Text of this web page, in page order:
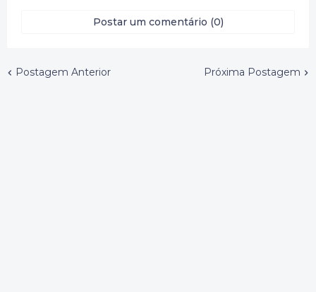
Postar um comentário (0)
Postagem Anterior Próxima Postagem